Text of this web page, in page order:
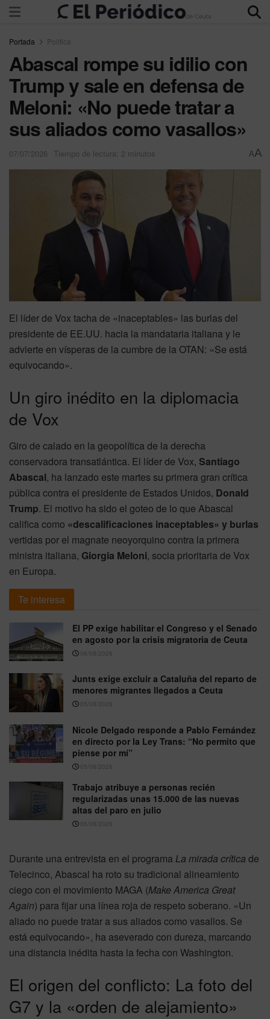
Portada Política
Abascal rompe su idilio con
Trump y sale en defensa de
Meloni: «No puede tratar a
sus aliados como vasallos»
07/07/2026 Tiempo de lectura: 2 minutos AA
El líder de Vox tacha de «inaceptables» las burlas del
presidente de EE.UU. hacia la mandataria italiana y le
advierte en vísperas de la cumbre de la OTAN: «Se está
equivocando».
Un giro inédito en la diplomacia
de Vox
Giro de calado en la geopolítica de la derecha
conservadora transatlántica. El líder de Vox, Santiago
Abascal, ha lanzado este martes su primera gran crítica
pública contra el presidente de Estados Unidos, Donald
Trump. El motivo ha sido el goteo de lo que Abascal
califica como «descalificaciones inaceptables» y burlas
vertidas por el magnate neoyorquino contra la primera
ministra italiana, Giorgia Meloni, socia prioritaria de Vox
en Europa.
Te interesa
El PP exige habilitar el Congreso y el Senado
en agosto por la crisis migratoria de Ceuta
06/08/2026
Junts exige excluir a Cataluña del reparto de
menores migrantes llegados a Ceuta
05/08/2026
Nicole Delgado responde a Pablo Fernández
en directo por la Ley Trans: “No permito que
piense por mí”
05/08/2026
Trabajo atribuye a personas recién
regularizadas unas 15.000 de las nuevas
altas del paro en julio
05/08/2026
Durante una entrevista en el programaLa mirada crítica de
Telecinco, Abascal ha roto su tradicional alineamiento
ciego con el movimiento MAGA (Make America Great
Again) para fijar una línea roja de respeto soberano. «Un
aliado no puede tratar a sus aliados como vasallos. Se
está equivocando», ha aseverado con dureza, marcando
una distancia inédita hasta la fecha con Washington.
El origen del conflicto: La foto del
G7 y la «orden de alejamiento»